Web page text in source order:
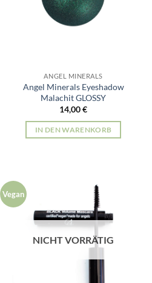
ANGEL MINERALS
Angel Minerals Eyeshadow
Malachit GLOSSY
14,00€
IN DEN WARENKORB
Vegan
NICHT VORRÄTIG